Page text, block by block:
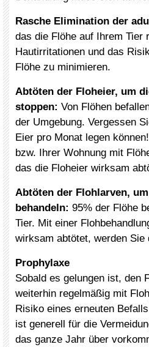
Rasche Elimination der
das die Flöhe auf Ihrem
Hautirritationen und das
Flöhe zu minimieren.
Abtöten der Floheier, um
stoppen: Von Flöhen
der Umgebung. Vergessen
Eier pro Monat legen
bzw. Ihrer Wohnung mit
das die Floheier wirksam
Abtöten der Flohlarven,
behandeln: 95% der Flöhe
Tier. Mit einer
wirksam abtötet, werden
Prophylaxe
Sobald es gelungen ist, den
weiterhin regelmäßig mit
Risiko eines erneuten
ist generell für die
das ganze Jahr über